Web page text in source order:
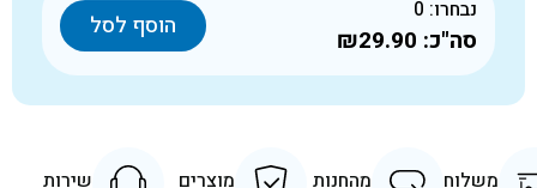
נבחרו: 0
סה"כ: ₪29.90 הוסף לסל
משלוח
מהחנות
מוצרים
שירות